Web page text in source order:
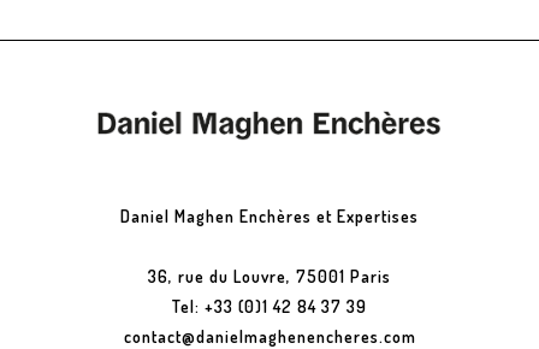
Daniel Maghen Enchères et Expertises
36, rue du Louvre, 75001 Paris
Tel: +33 (0)1 42 84 37 39
contact@danielmaghenencheres.com